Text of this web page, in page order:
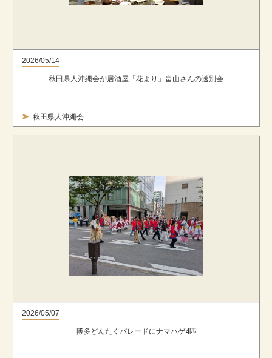
2026/05/14
秋田県人沖縄会
秋田県人沖縄会が居酒屋「花より」畠山さんの送別会
2026/05/07
博多どんたくパレードにナマハゲ4匹